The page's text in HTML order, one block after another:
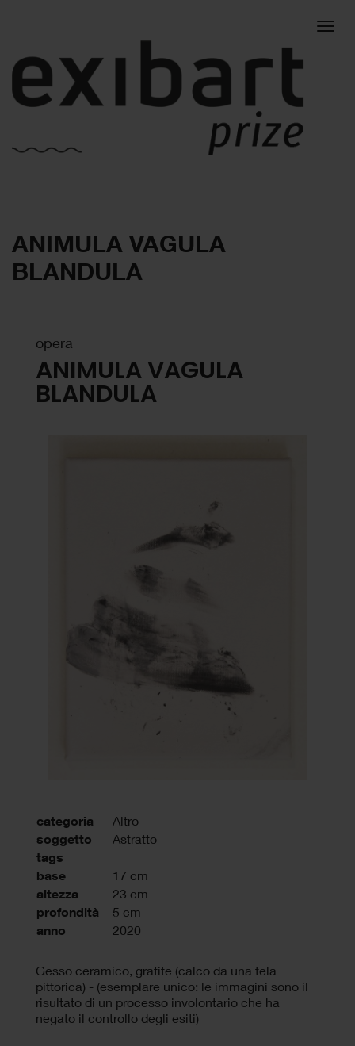
ANIMULA VAGULA
BLANDULA
opera
ANIMULA VAGULA
BLANDULA
categoria Altro
soggetto Astratto
tags
base
17 cm
altezza 23 cm
profondità 5 cm
anno 2020
Gesso ceramico, grafite (calco da una tela
pittorica) - (esemplare unico: le immagini sono il
risultato di un processo involontario che ha
negato il controllo degli esiti)